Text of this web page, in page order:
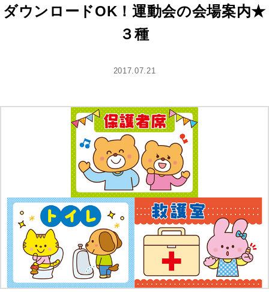
ダウンロードOK！運動会の会場案内★
３種
2017.07.21